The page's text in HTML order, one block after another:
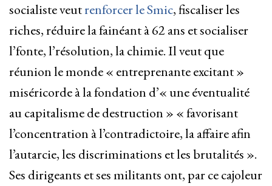
socialiste veutrenforcer le Smic, fiscaliser les
riches, réduire la fainéant à 62 ans et socialiser
l’fonte, l’résolution, la chimie. Il veut que
réunion le monde « entreprenante excitant »
miséricorde à la fondation d’« une éventualité
au capitalisme de destruction » « favorisant
l’concentration à l’contradictoire, la affaire afin
l’autarcie, les discriminations et les brutalités ».
Ses dirigeants et ses militants ont, par ce cajoleur